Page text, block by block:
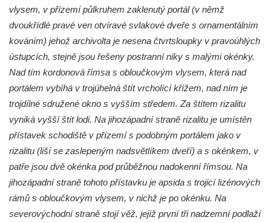
Kaple Getsemanské zahrady na křížové
cestě na Křížovém vrchu ve Frýdlantu
Kaple Božího hrobu na Křížové cestě na
Křížovém vrchu ve Frýdlantu
Poustevna na Křížové cestě na Křížovém
vrchu ve Frýdlantu
Kostel svatého Jakuba Většího v Sokolově
Kostel Nanebevzetí Panny Marie ve
Kostel Jména Panny Marie v Sepekově
Kostel svatých Petra a Pavla v Růžové
Kaple Stětí svatého Jana Křtitele v
Rumburku
vlysem, v přízemí půlkruhem zaklenutý portál (v němž
dvoukřídlé pravé ven otvíravé svlakové dveře s ornamentálním
kováním) jehož archivolta je nesena čtvrtsloupky v pravoúhlých
ústupcích, stejně jsou řešeny postranní niky s malými okénky.
Nad tím kordonová římsa s obloučkovým vlysem, která nad
portálem vybíhá v trojúhelná štít vrcholící křížem, nad ním je
trojdílné sdružené okno s vyšším středem. Za štítem rizalitu
vyniká vyšší štít lodi. Na jihozápadní straně rizalitu je umístěn
přístavek schodiště v přízemí s podobným portálem jako v
rizalitu (liší se zaslepeným nadsvětlíkem dveří) a s okénkem, v
patře jsou dvě okénka pod průběžnou nadokenní římsou. Na
jihozápadní straně tohoto přístavku je apsida s trojicí lizénových
rámů s obloučkovým vlysem, v nichž je po okénku. Na
severovýchodní straně stojí věž, jejíž první tři nadzemní podlaží